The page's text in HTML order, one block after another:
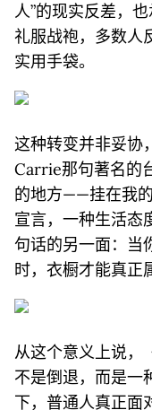
人”的现实反差，
礼服战袍，多数人
实用手袋。
这种转变并非妥协
Carrie那句著名的
的地方——挂在我
宣言，一种生活态
句话的另一面：当
时，衣橱才能真正
从这个意义上说，
不是倒退，而是一
下，普通人真正面